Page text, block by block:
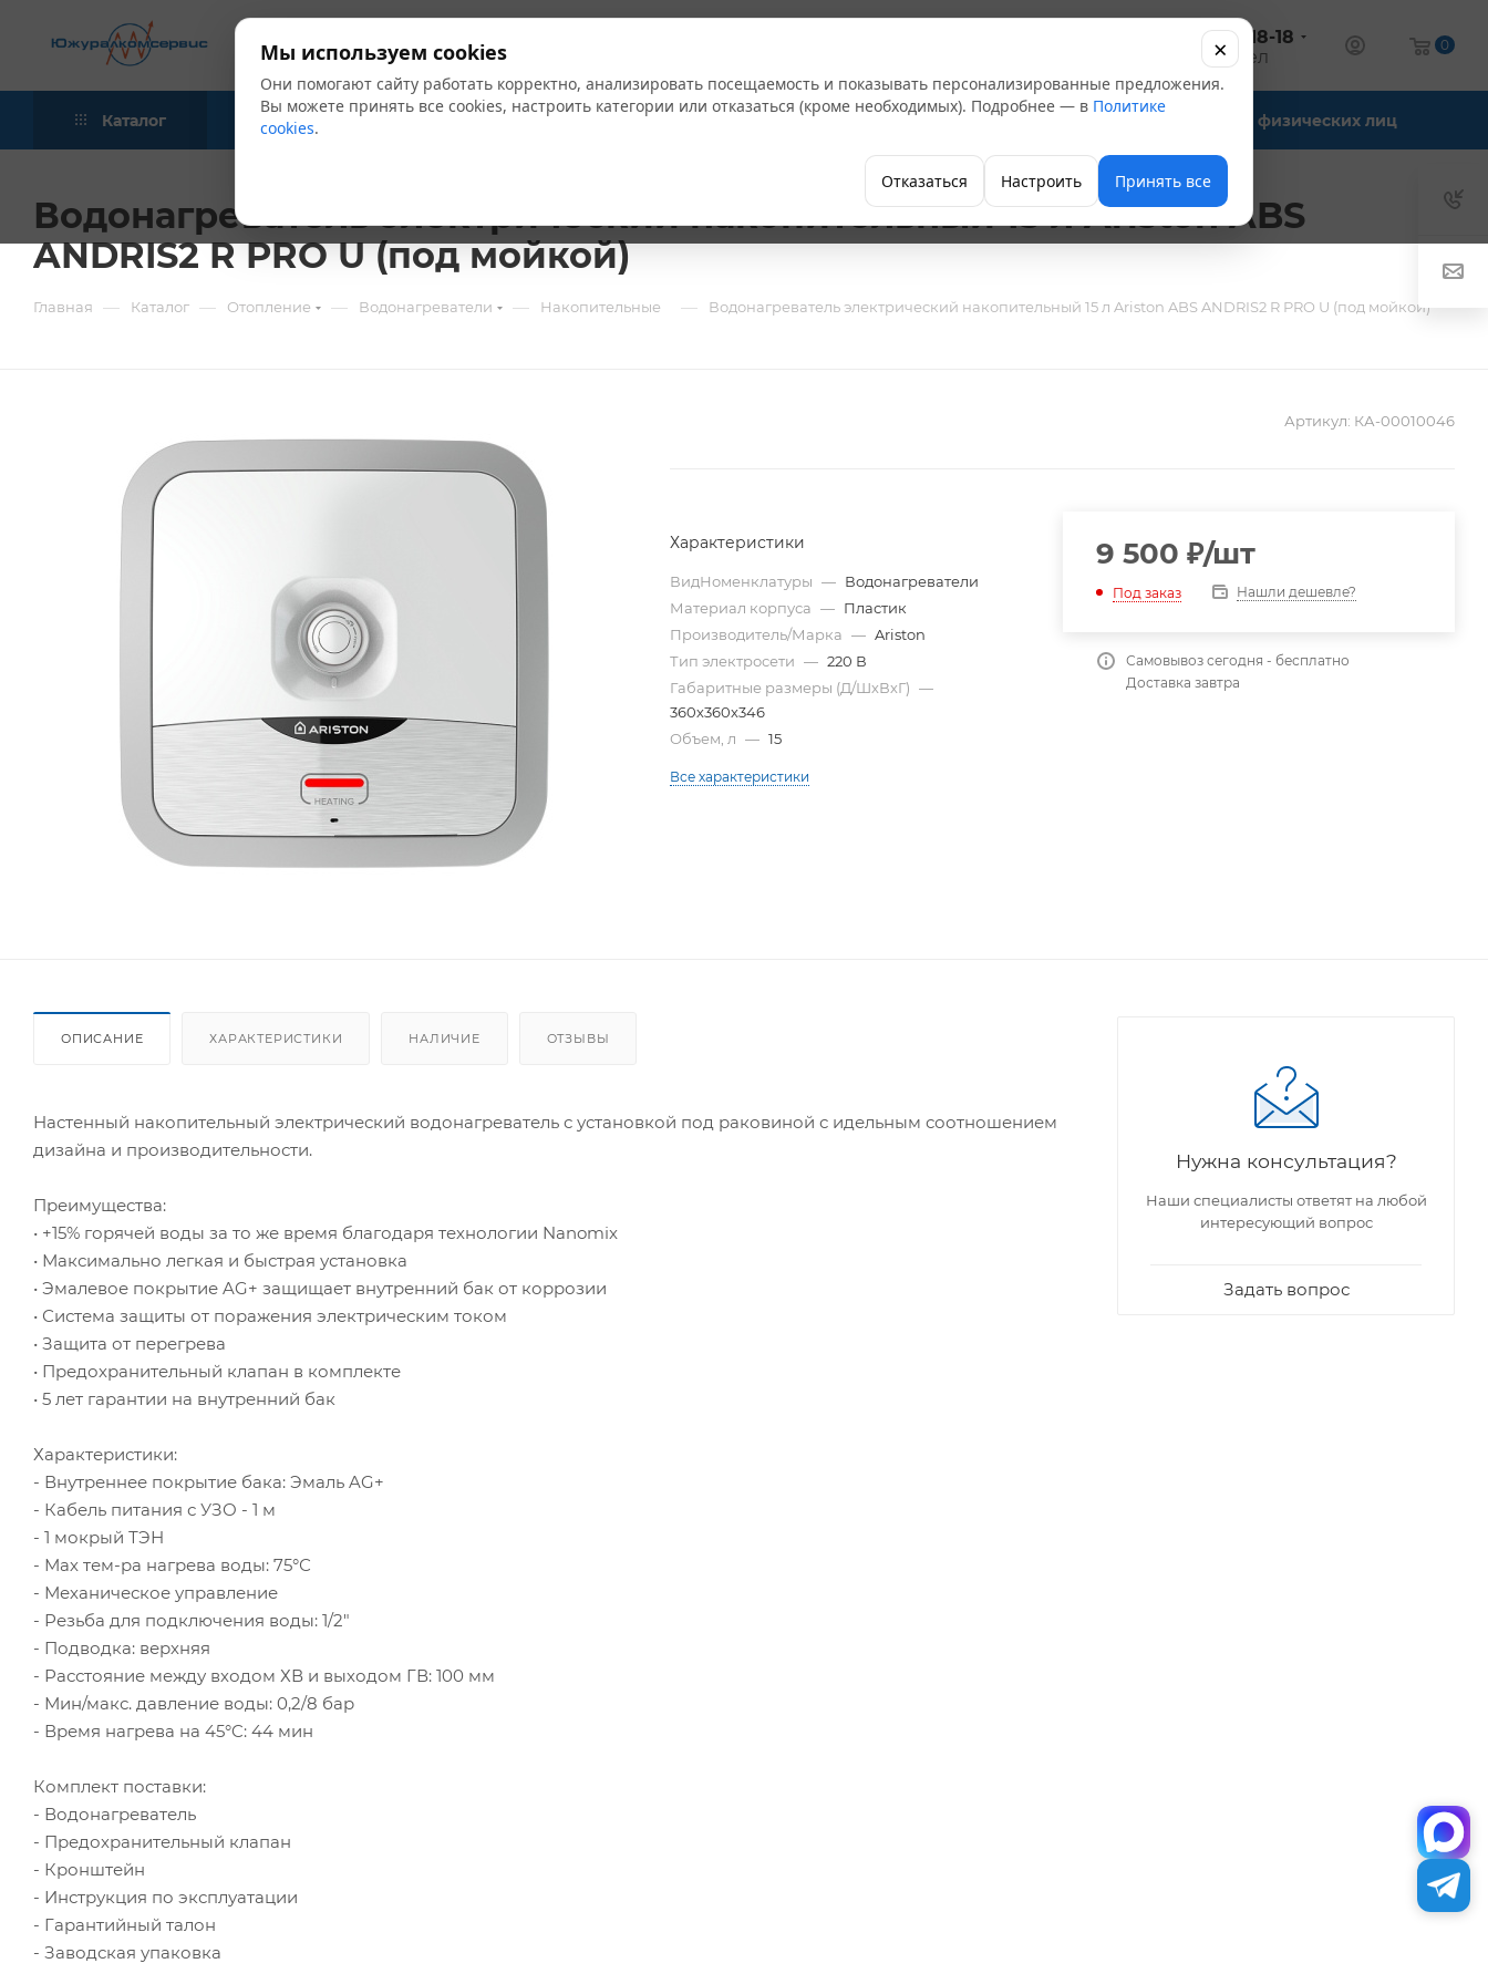
+7 (347) 246-18-18
оптовый отдел
0
Каталог Акции Бренды Компания Офис-склады Для физических лиц
Водонагреватель электрический накопительный 15 л Ariston ABS
ANDRIS2 R PRO U (под мойкой)
Главная — Каталог — Отопление — Водонагреватели — Накопительные — Водонагреватель электрический накопительный 15 л Ariston ABS ANDRIS2 R PRO U (под мойкой)
Артикул: КА-00010046
Характеристики
ВидНоменклатуры — Водонагреватели
Материал корпуса — Пластик
Производитель/Марка — Ariston
Тип электросети — 220 В
Габаритные размеры (Д/ШхВхГ) —
360х360х346
Объем, л — 15
Все характеристики
9 500 ₽/шт
Под заказ Нашли дешевле?
Самовывоз сегодня - бесплатно
Доставка завтра
ОПИСАНИЕ ХАРАКТЕРИСТИКИ НАЛИЧИЕ ОТЗЫВЫ
Настенный накопительный электрический водонагреватель с установкой под раковиной с идельным соотношением
дизайна и производительности.
Преимущества:
• +15% горячей воды за то же время благодаря технологии Nanomix
• Максимально легкая и быстрая установка
• Эмалевое покрытие AG+ защищает внутренний бак от коррозии
• Система защиты от поражения электрическим током
• Защита от перегрева
• Предохранительный клапан в комплекте
• 5 лет гарантии на внутренний бак
Характеристики:
- Внутреннее покрытие бака: Эмаль AG+
- Кабель питания с УЗО - 1 м
- 1 мокрый ТЭН
- Мах тем-ра нагрева воды: 75°С
- Механическое управление
- Резьба для подключения воды: 1/2"
- Подводка: верхняя
- Расстояние между входом ХВ и выходом ГВ: 100 мм
- Мин/макс. давление воды: 0,2/8 бар
- Время нагрева на 45°C: 44 мин
Комплект поставки:
- Водонагреватель
- Предохранительный клапан
- Кронштейн
- Инструкция по эксплуатации
- Гарантийный талон
- Заводская упаковка
Нужна консультация?
Наши специалисты ответят на любой
интересующий вопрос
Задать вопрос
Мы используем cookies
Они помогают сайту работать корректно, анализировать посещаемость и показывать персонализированные предложения.
Вы можете принять все cookies, настроить категории или отказаться (кроме необходимых). Подробнее — в Политике
cookies.
Отказаться Настроить Принять все
×